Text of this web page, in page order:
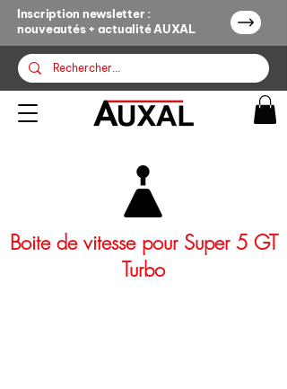
Inscription newsletter :
nouveautés + actualité AUXAL
Boite de vitesse pour Super 5 GT
Turbo